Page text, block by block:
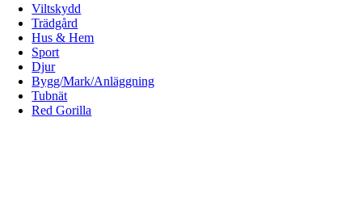
Viltskydd
Trädgård
Hus & Hem
Sport
Djur
Bygg/Mark/Anläggning
Tubnät
Red Gorilla